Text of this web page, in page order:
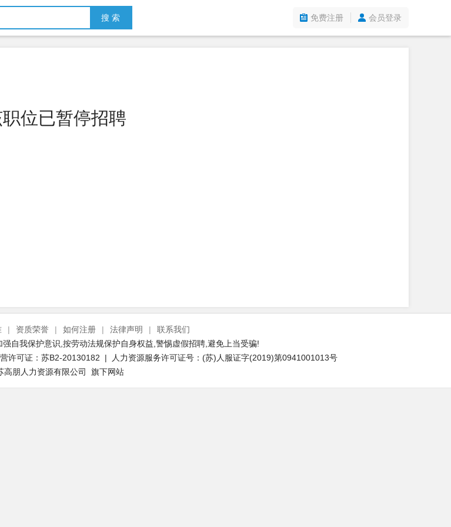
搜 索 免费注册 会员登录
位已暂停招聘
| 资质荣誉 | 如何注册 | 法律声明 |
联系我们
自我保护意识,按劳动法规保护自身权益,警惕虚假招聘,避免上当受骗!
许可证：苏B2-20130182 | 人力资源服务许可证号：(苏)人服证字(2019)第0941001013号
高朋人力资源有限公司 旗下网站